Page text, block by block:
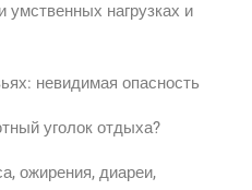
нагрузках и
невидимая опасность
уголок отдыха?
ожирения, диареи,